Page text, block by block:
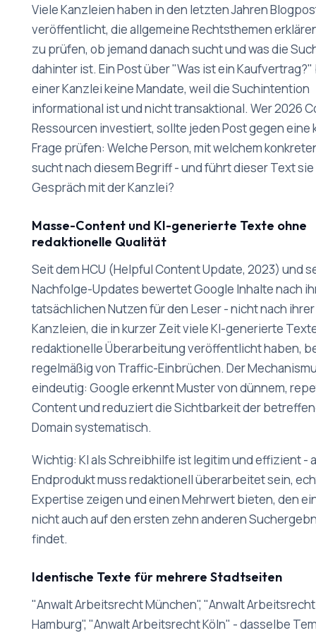
Viele Kanzleien haben in den letzten Jahren
veröffentlicht, die allgemeine Rechtsthemen
zu prüfen, ob jemand danach sucht und was die
dahinter ist. Ein Post über "Was ist ein
einer Kanzlei keine Mandate, weil die Suchintention
informational ist und nicht transaktional. Wer 2026
Ressourcen investiert, sollte jeden Post gegen eine
Frage prüfen: Welche Person, mit welchem
sucht nach diesem Begriff - und führt dieser Text
Gespräch mit der Kanzlei?
Masse-Content und KI-generierte Texte ohne
redaktionelle Qualität
Seit dem HCU (Helpful Content Update, 2023) und
Nachfolge-Updates bewertet Google Inhalte nach
tatsächlichen Nutzen für den Leser - nicht nach
Kanzleien, die in kurzer Zeit viele KI-generierte
redaktionelle Überarbeitung veröffentlicht haben,
regelmäßig von Traffic-Einbrüchen. Der
eindeutig: Google erkennt Muster von dünnem,
Content und reduziert die Sichtbarkeit der
Domain systematisch.
Wichtig: KI als Schreibhilfe ist legitim und effizient -
Endprodukt muss redaktionell überarbeitet sein,
Expertise zeigen und einen Mehrwert bieten, den
nicht auch auf den ersten zehn anderen
findet.
Identische Texte für mehrere Stadtseiten
"Anwalt Arbeitsrecht München", "Anwalt Arbeitsrecht
Hamburg", "Anwalt Arbeitsrecht Köln" - dasselbe